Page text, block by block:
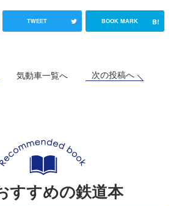
TWEET BOOK MARK B!
気動車一覧へ 次の投稿へ
すすめの鉄道本